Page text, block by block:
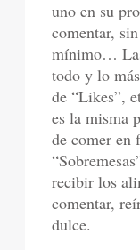
uno en su
comentar,
mínimo…
todo y lo
de “Likes”,
es la misma
de comer en
recibir los
comentar,
dulce.